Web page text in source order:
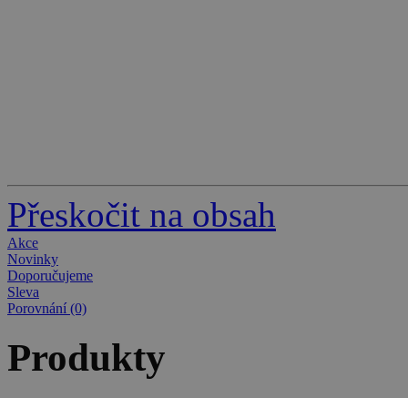
Přeskočit na obsah
Akce
Novinky
Doporučujeme
Sleva
Porovnání (0)
Produkty